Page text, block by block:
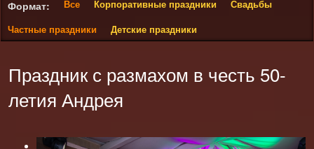
Формат: Все Корпоративные праздники
Свадьбы
Частные праздники
Детские праздники
Праздник с размахом в честь 50-
летия Андрея